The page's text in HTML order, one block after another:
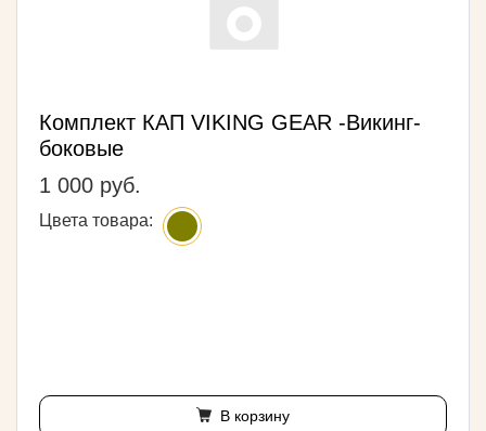
Комплект КАП VIKING GEAR -Викинг-
боковые
1 000 руб.
Цвета товара:
В корзину